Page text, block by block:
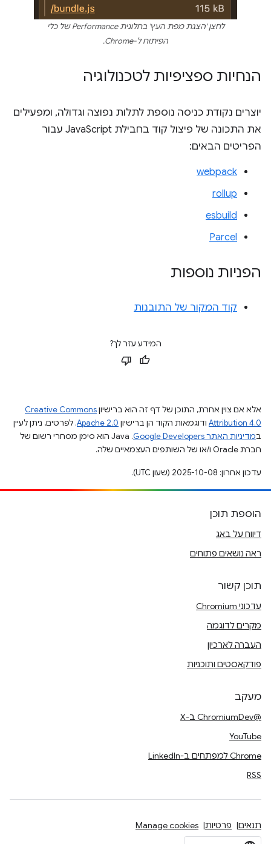
לחצן 'הצגת מפת העץ' בחלונית Performance של כלי
הפיתוח ל-Chrome.
הנחיות ספציפיות לטכנולוגיה
יוצרים נקודת כניסה נוספת לתלות נפוצה וגדולה, ומפעילים
את התכונה של פיצול קוד בחבילת JavaScript עבור
הפריטים הבאים:
webpack
rollup
esbuild
Parcel
הפניות נוספות
קוד המקור של התובנות
המידע עזר לך?
אלא אם צוין אחרת, התוכן של דף זה הוא ברישיוןCreative Commons
Attribution 4.0 ודוגמאות הקוד הן ברישיון Apache 2.0. לפרטים, ניתן לעיין
במדיניות האתר Google Developers‏
.‏ Java הוא סימן מסחרי רשום של
חברת Oracle ו/או של השותפים העצמאיים שלה.
עדכון אחרון: 2025-10-08 (שעון UTC).
הוספת תוכן
דיווח על באג
ראה נושאים פתוחים
תוכן קשור
עדכוני Chromium
מקרים לדוגמה
העברה לארכיון
פודקאסטים ותוכניות
מעקב
@ChromiumDev ב-X
YouTube
Chrome למפתחים ב-LinkedIn
RSS
תנאים פרטיות Manage cookies